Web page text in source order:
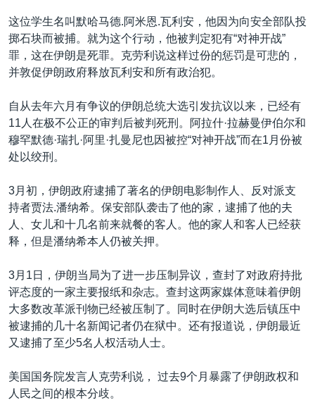
到
检
索
非洲
美洲
全球议题
军事
劳工
环境
国会报道
美中关系
美国建国250周年
美国之音专访
重要讲话与声明
南中国海争端
关注西藏
关注新疆
GEN Z 看美国
VOA今日焦点
中文广播
这位学生名叫默哈马德.阿米恩.瓦利安，他因为向安全部队投
掷石块而被捕。就为这个行动，他被判定犯有“对神开战”
罪，这在伊朗是死罪。克劳利说这样过份的惩罚是可悲的，
并敦促伊朗政府释放瓦利安和所有政治犯。
自从去年六月有争议的伊朗总统大选引发抗议以来，已经有
11人在极不公正的审判后被判死刑。阿拉什·拉赫曼伊伯尔和
穆罕默德·瑞扎·阿里·扎曼尼也因被控“对神开战”而在1月份被
处以绞刑。
3月初，伊朗政府逮捕了著名的伊朗电影制作人、反对派支
持者贾法.潘纳希。保安部队袭击了他的家，逮捕了他的夫
人、女儿和十几名前来就餐的客人。他的家人和客人已经获
释，但是潘纳希本人仍被关押。
3月1日，伊朗当局为了进一步压制异议，查封了对政府持批
评态度的一家主要报纸和杂志。查封这两家媒体意味着伊朗
大多数改革派刊物已经被压制了。同时在伊朗大选后镇压中
被逮捕的几十名新闻记者仍在狱中。还有报道说，伊朗最近
又逮捕了至少5名人权活动人士。
美国国务院发言人克劳利说， 过去9个月暴露了伊朗政权和
人民之间的根本分歧。